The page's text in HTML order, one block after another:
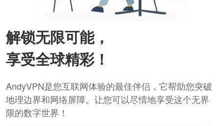
解锁无限可能，
享受全球精彩！
AndyVPN是您互联网体验的最佳伴侣，它帮助您突破
地理边界和网络屏障。让您可以尽情地享受这个无界
限的数字世界！